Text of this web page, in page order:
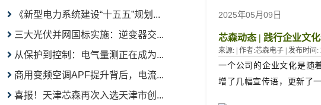
《新型电力系统建设“十五五”规划...
三大光伏并网国标实施：逆变器交...
从保护到控制：电气量测正在成为...
商用变频空调APF提升背后，电流...
喜报！天津芯森再次入选天津市创...
2025年05月09日
芯森动态 | 践行企业文
来源: 作者:芯森电子 发布时间:
一个公司的企业文化是随
增了几幅宣传语，更新了